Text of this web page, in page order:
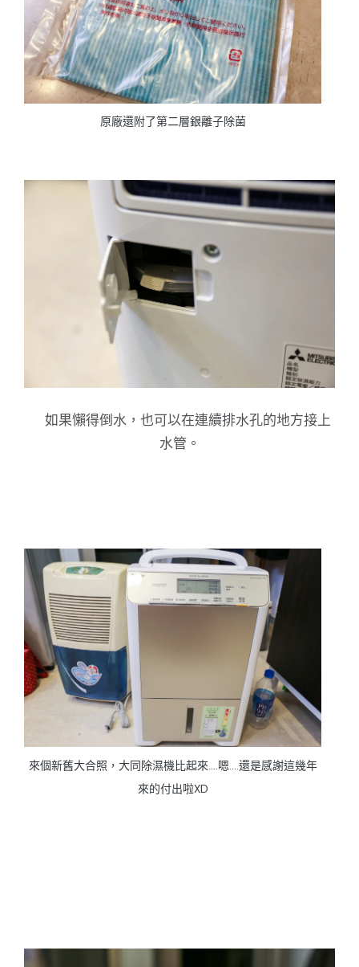
原廠還附了第二層銀離子除菌
如果懶得倒水，也可以在連續排水孔的地方接上
水管。
來個新舊大合照，大同除濕機比起來....嗯....還是感謝這幾年
來的付出啦XD